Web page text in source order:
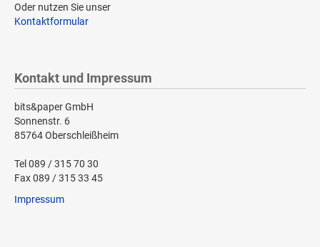
Oder nutzen Sie unser
Kontaktformular
Kontakt und Impressum
bits&paper GmbH
Sonnenstr. 6
85764 Oberschleißheim
Tel 089 / 315 70 30
Fax 089 / 315 33 45
Impressum